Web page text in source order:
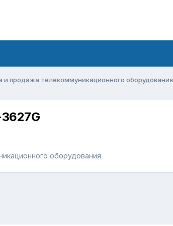
и продажа телекоммуникационного оборудования
оборудования